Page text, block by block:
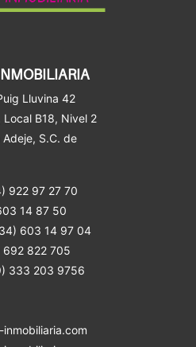
Lluvina 42
Local B18, Nivel 2
, S.C. de
922 97 27 70
14 87 50
603 14 97 04
822 705
333 203 9756